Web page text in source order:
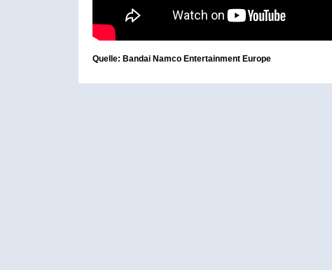
Quelle: Bandai Namco Entertainment Europe